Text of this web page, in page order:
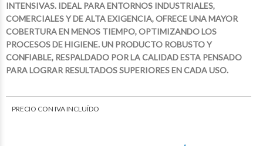
INTENSIVAS. IDEAL PARA ENTORNOS INDUSTRIALES,
COMERCIALES Y DE ALTA EXIGENCIA, OFRECE UNA MAYOR
COBERTURA EN MENOS TIEMPO, OPTIMIZANDO LOS
PROCESOS DE HIGIENE. UN PRODUCTO ROBUSTO Y
CONFIABLE, RESPALDADO POR LA CALIDAD ESTA PENSADO
PARA LOGRAR RESULTADOS SUPERIORES EN CADA USO.
PRECIO CON IVA INCLUÍDO
$4.333 $42.471